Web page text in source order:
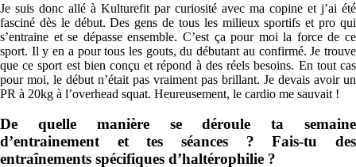
Je suis donc allé à Kulturefit par curiosité avec ma copine et j’ai été
fasciné dès le début. Des gens de tous les milieux sportifs et pro qui
s’entraine et se dépasse ensemble. C’est ça pour moi la force de ce
sport. Il y en a pour tous les gouts, du débutant au confirmé. Je trouve
que ce sport est bien conçu et répond à des réels besoins. En tout cas
pour moi, le début n’était pas vraiment pas brillant. Je devais avoir un
PR à 20kg à l’overhead squat. Heureusement, le cardio me sauvait !
De quelle manière se déroule ta semaine
d’entrainement et tes séances ? Fais-tu des
entraînements spécifiques d’haltérophilie ?